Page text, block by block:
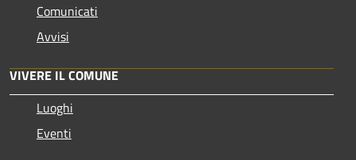
Comunicati
Avvisi
VIVERE IL COMUNE
Luoghi
Eventi